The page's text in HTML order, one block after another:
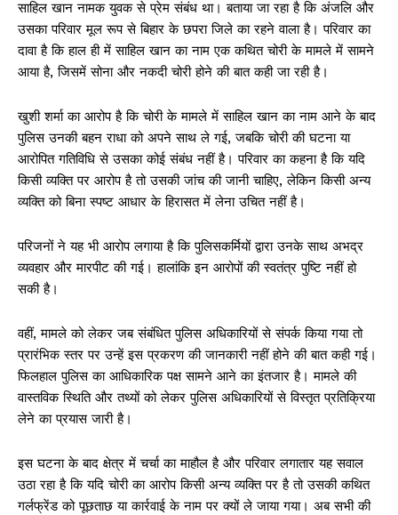
साहिल खान नामक युवक से प्रेम संबंध था। बताया जा रहा है कि अंजलि और
उसका परिवार मूल रूप से बिहार के छपरा जिले का रहने वाला है। परिवार का
दावा है कि हाल ही में साहिल खान का नाम एक कथित चोरी के मामले में सामने
आया है, जिसमें सोना और नकदी चोरी होने की बात कही जा रही है।
खुशी शर्मा का आरोप है कि चोरी के मामले में साहिल खान का नाम आने के बाद
पुलिस उनकी बहन राधा को अपने साथ ले गई, जबकि चोरी की घटना या
आरोपित गतिविधि से उसका कोई संबंध नहीं है। परिवार का कहना है कि यदि
किसी व्यक्ति पर आरोप है तो उसकी जांच की जानी चाहिए, लेकिन किसी अन्य
व्यक्ति को बिना स्पष्ट आधार के हिरासत में लेना उचित नहीं है।
परिजनों ने यह भी आरोप लगाया है कि पुलिसकर्मियों द्वारा उनके साथ अभद्र
व्यवहार और मारपीट की गई। हालांकि इन आरोपों की स्वतंत्र पुष्टि नहीं हो
सकी है।
वहीं, मामले को लेकर जब संबंधित पुलिस अधिकारियों से संपर्क किया गया तो
प्रारंभिक स्तर पर उन्हें इस प्रकरण की जानकारी नहीं होने की बात कही गई।
फिलहाल पुलिस का आधिकारिक पक्ष सामने आने का इंतजार है। मामले की
वास्तविक स्थिति और तथ्यों को लेकर पुलिस अधिकारियों से विस्तृत प्रतिक्रिया
लेने का प्रयास जारी है।
इस घटना के बाद क्षेत्र में चर्चा का माहौल है और परिवार लगातार यह सवाल
उठा रहा है कि यदि चोरी का आरोप किसी अन्य व्यक्ति पर है तो उसकी कथित
गर्लफ्रेंड को पूछताछ या कार्रवाई के नाम पर क्यों ले जाया गया। अब सभी की